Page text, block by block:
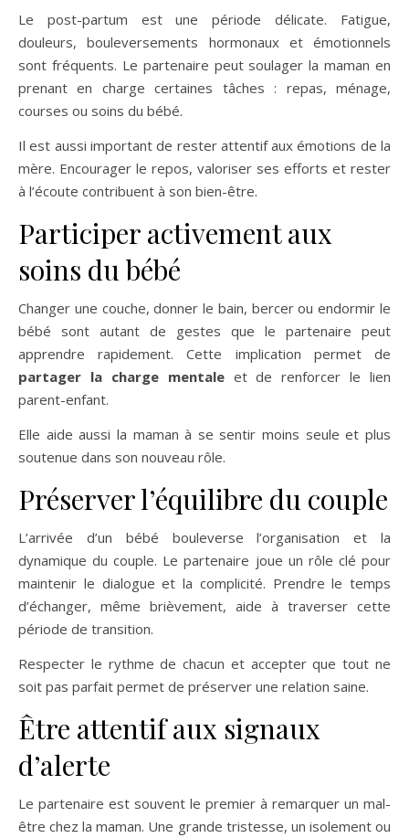
Le post-partum est une période délicate. Fatigue,
douleurs, bouleversements hormonaux et émotionnels
sont fréquents. Le partenaire peut soulager la maman en
prenant en charge certaines tâches : repas, ménage,
courses ou soins du bébé.
Il est aussi important de rester attentif aux émotions de la
mère. Encourager le repos, valoriser ses efforts et rester
à l’écoute contribuent à son bien-être.
Participer activement aux
soins du bébé
Changer une couche, donner le bain, bercer ou endormir le
bébé sont autant de gestes que le partenaire peut
apprendre rapidement. Cette implication permet de
partager la charge mentaleet de renforcer le lien
parent-enfant.
Elle aide aussi la maman à se sentir moins seule et plus
soutenue dans son nouveau rôle.
Préserver l’équilibre du couple
L’arrivée d’un bébé bouleverse l’organisation et la
dynamique du couple. Le partenaire joue un rôle clé pour
maintenir le dialogue et la complicité. Prendre le temps
d’échanger, même brièvement, aide à traverser cette
période de transition.
Respecter le rythme de chacun et accepter que tout ne
soit pas parfait permet de préserver une relation saine.
Être attentif aux signaux
d’alerte
Le partenaire est souvent le premier à remarquer un mal-
être chez la maman. Une grande tristesse, un isolement ou